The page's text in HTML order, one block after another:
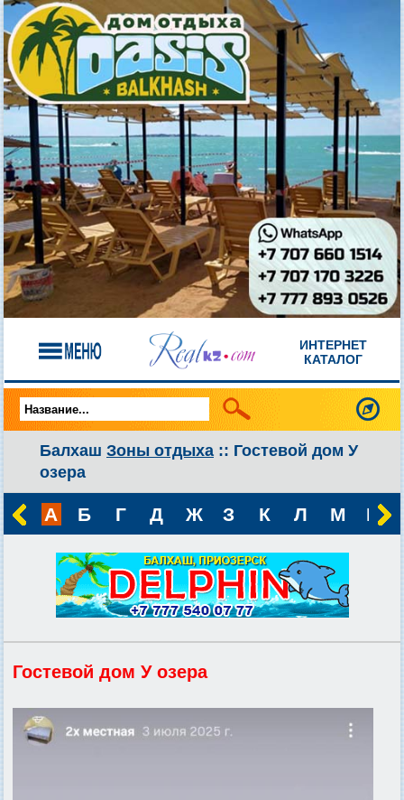
ИНТЕРНЕТ
КАТАЛОГ
Балхаш Зоны отдыха :: Гостевой дом У
озера
А Б Г Д Ж З К Л М Н
Гостевой дом У озера